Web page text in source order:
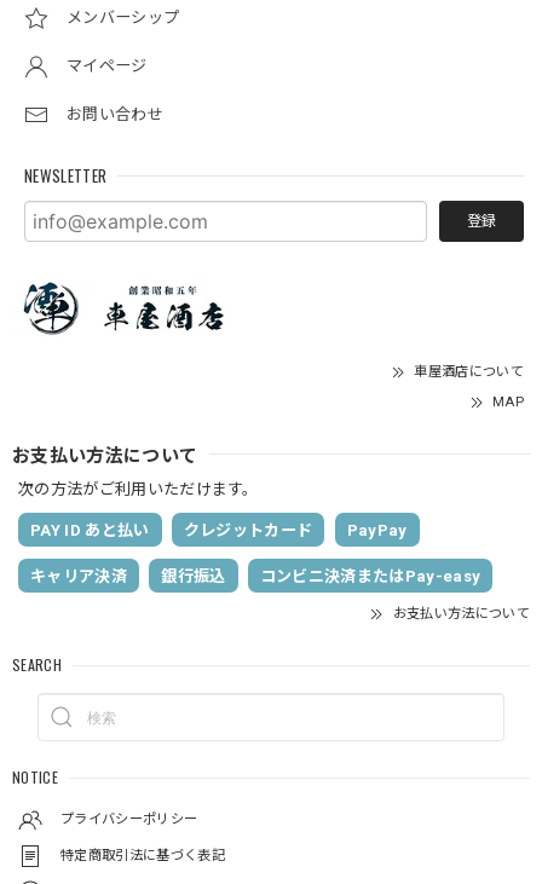
メンバーシップ
マイページ
お問い合わせ
NEWSLETTER
登録
車屋酒店について
MAP
お支払い方法について
次の方法がご利用いただけます。
PAY ID あと払い クレジットカード PayPay
キャリア決済 銀行振込 コンビニ決済またはPay-easy
お支払い方法について
SEARCH
NOTICE
プライバシーポリシー
特定商取引法に基づく表記